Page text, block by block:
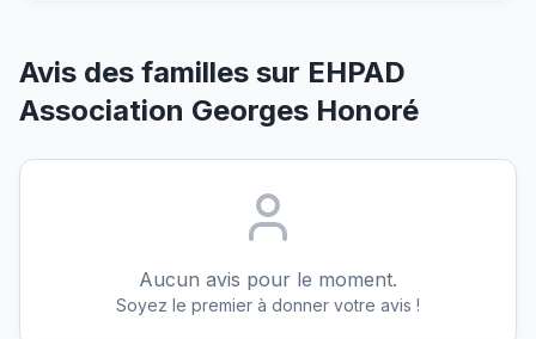
Avis des familles sur EHPAD
Association Georges Honoré
Aucun avis pour le moment.
Soyez le premier à donner votre avis !